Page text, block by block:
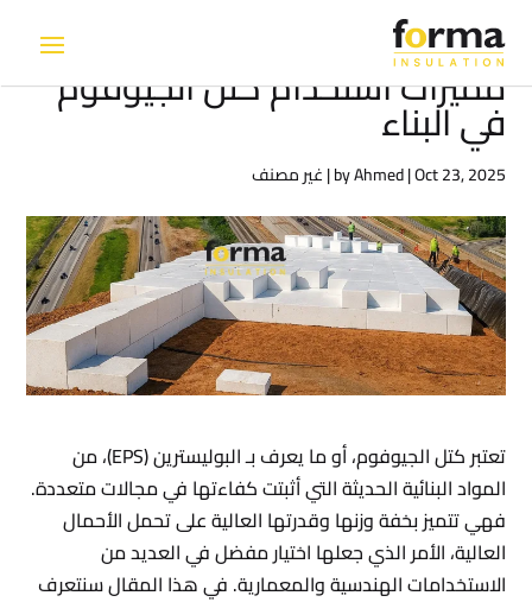
مميزات استخدام كتل الجيوفوم
في البناء
byAhmed|Oct 23, 2025
|غير مصنف
تعتبر كتل الجيوفوم، أو ما يعرف بـ البوليسترين (EPS)، من
المواد البنائية الحديثة التي أثبتت كفاءتها في مجالات متعددة.
فهي تتميز بخفة وزنها وقدرتها العالية على تحمل الأحمال
العالية، الأمر الذي جعلها اختيار مفضل في العديد من
الاستخدامات الهندسية والمعمارية. في هذا المقال سنتعرف